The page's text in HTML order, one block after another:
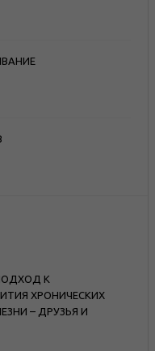
К
ХРОНИЧЕСКИХ
– ДРУЗЬЯ И